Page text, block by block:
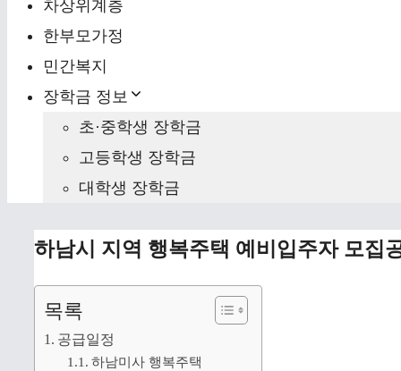
차상위계층
한부모가정
민간복지
장학금 정보
초·중학생 장학금
고등학생 장학금
대학생 장학금
하남시 지역 행복주택 예비입주자 모집
목록
공급일정
하남미사 행복주택